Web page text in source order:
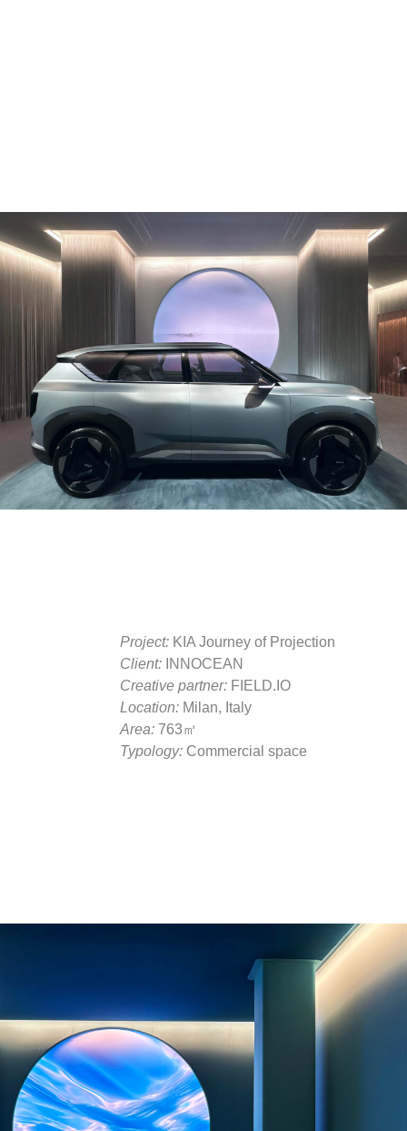
Project: KIA Journey of Projection
Client: INNOCEAN
Creative partner: FIELD.IO
Location: Milan, Italy
Area: 763㎡
Typology: Commercial space